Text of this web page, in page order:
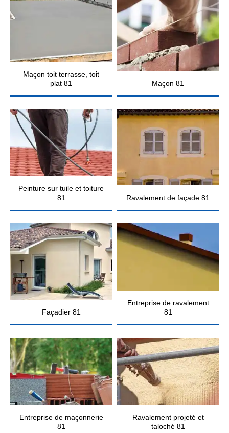
Maçon toit terrasse, toit
plat 81
Maçon 81
Peinture sur tuile et toiture
81
Ravalement de façade 81
Façadier 81
Entreprise de ravalement
81
Entreprise de maçonnerie
81
Ravalement projeté et
taloché 81